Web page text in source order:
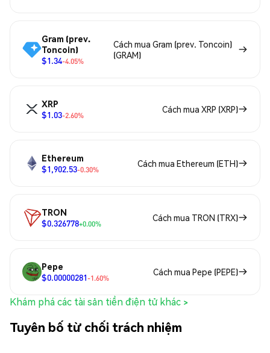
Gram (prev.
Toncoin)
$1.34-4.05%
Cách mua Gram (prev. Toncoin)
(GRAM)
XRP
$1.03-2.60%
Cách mua XRP (XRP)
Ethereum
$1,902.53-0.30%
Cách mua Ethereum (ETH)
TRON
$0.326778+0.00%
Cách mua TRON (TRX)
Pepe
$0.00000281-1.60%
Cách mua Pepe (PEPE)
Khám phá các tài sản tiền điện tử khác >
Tuyên bố từ chối trách nhiệm